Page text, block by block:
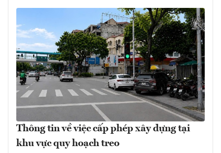
Thông tin về việc cấp phép xây dựng tại
khu vực quy hoạch treo